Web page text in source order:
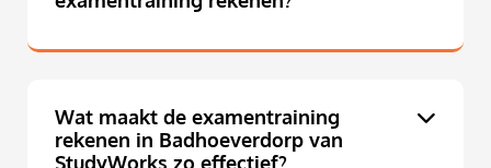
Wat maakt de examentraining
rekenen in Badhoeverdorp van